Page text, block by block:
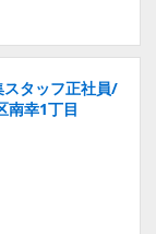
スタッフ正社員/
南幸1丁目